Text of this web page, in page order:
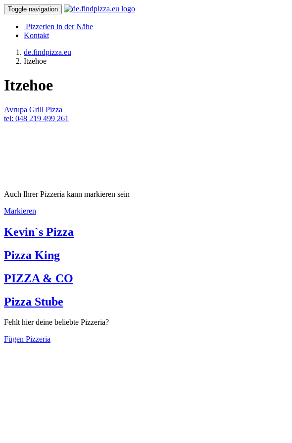
Toggle navigation
Pizzerien in der Nähe
Kontakt
de.findpizza.eu
Itzehoe
Itzehoe
Avrupa Grill Pizza
tel: 048 219 499 261
Auch Ihrer Pizzeria kann markieren sein
Markieren
Kevin`s Pizza
Pizza King
PIZZA & CO
Pizza Stube
Fehlt hier deine beliebte Pizzeria?
Fügen Pizzeria